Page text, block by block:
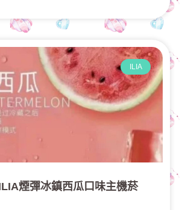
ILIA
煙彈冰鎮西瓜口味主機菸